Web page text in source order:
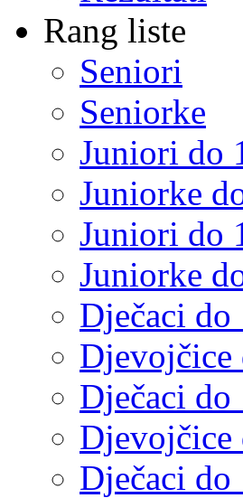
Rang liste
Seniori
Seniorke
Juniori do
Juniorke
Juniori do
Juniorke
Dječaci do
Djevojčice
Dječaci do
Djevojčice
Dječaci do